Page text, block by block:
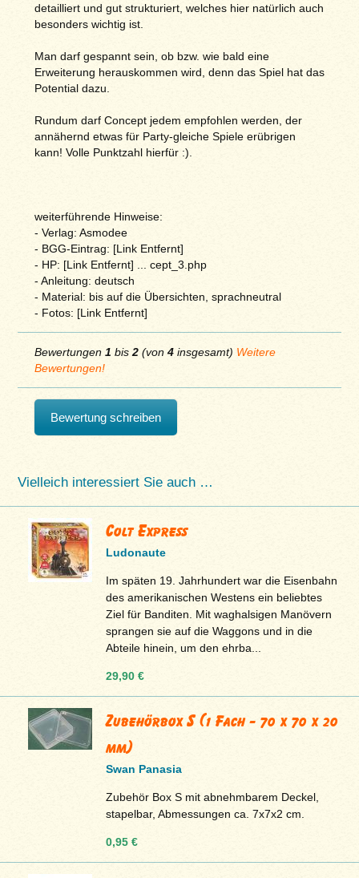
detailliert und gut strukturiert, welches hier natürlich auch
besonders wichtig ist.
Man darf gespannt sein, ob bzw. wie bald eine
Erweiterung herauskommen wird, denn das Spiel hat das
Potential dazu.
Rundum darf Concept jedem empfohlen werden, der
annähernd etwas für Party-gleiche Spiele erübrigen
kann! Volle Punktzahl hierfür :).
weiterführende Hinweise:
- Verlag: Asmodee
- BGG-Eintrag: [Link Entfernt]
- HP: [Link Entfernt] ... cept_3.php
- Anleitung: deutsch
- Material: bis auf die Übersichten, sprachneutral
- Fotos: [Link Entfernt]
Bewertungen 1 bis2(von 4insgesamt) Weitere
Bewertungen!
Bewertung schreiben
Vielleich interessiert Sie auch …
Colt Express
Ludonaute
Im späten 19. Jahrhundert war die Eisenbahn
des amerikanischen Westens ein beliebtes
Ziel für Banditen. Mit waghalsigen Manövern
sprangen sie auf die Waggons und in die
Abteile hinein, um den ehrba...
29,90 €
Zubehörbox S (1 Fach - 70 x 70 x 20
mm)
Swan Panasia
Zubehör Box S mit abnehmbarem Deckel,
stapelbar, Abmessungen ca. 7x7x2 cm.
0,95 €